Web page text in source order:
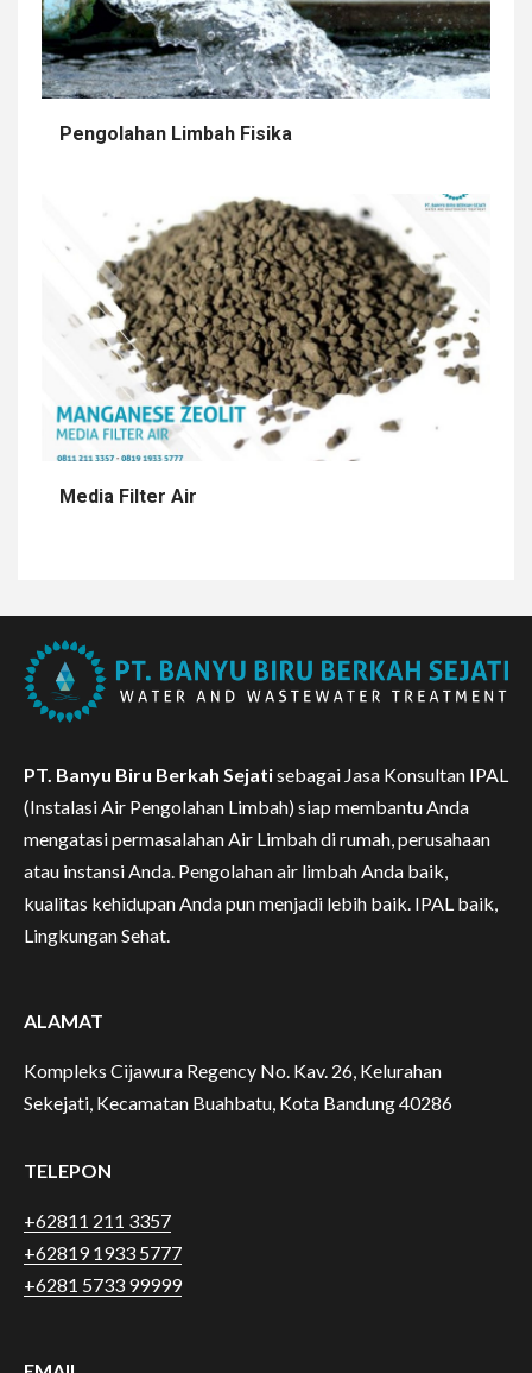
Pengolahan Limbah Fisika
Media Filter Air
PT. Banyu Biru Berkah Sejatisebagai Jasa Konsultan IPAL
(Instalasi Air Pengolahan Limbah) siap membantu Anda
mengatasi permasalahan Air Limbah di rumah, perusahaan
atau instansi Anda. Pengolahan air limbah Anda baik,
kualitas kehidupan Anda pun menjadi lebih baik. IPAL baik,
Lingkungan Sehat.
ALAMAT
Kompleks Cijawura Regency No. Kav. 26, Kelurahan
Sekejati, Kecamatan Buahbatu, Kota Bandung 40286
TELEPON
+62811 211 3357
+62819 1933 5777
+6281 5733 99999